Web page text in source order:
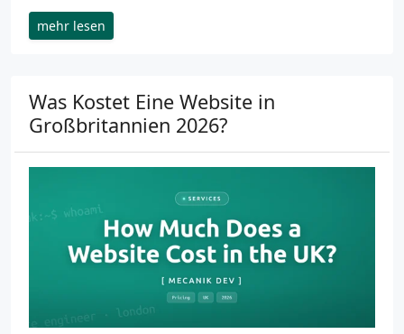
mehr lesen
Was Kostet Eine Website in
Großbritannien 2026?